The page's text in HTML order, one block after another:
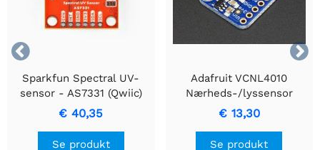


Sparkfun Spectral UV-
sensor - AS7331 (Qwiic)
€ 40,35
Se produkt
Adafruit VCNL4010
Nærheds-/lyssensor
€ 13,30
Se produkt